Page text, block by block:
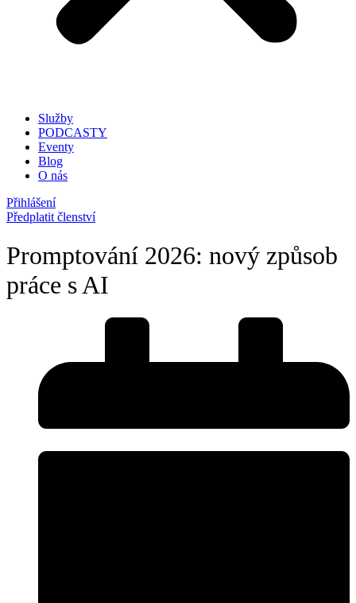
Služby
PODCASTY
Eventy
Blog
O nás
Přihlášení
Předplatit členství
Promptování 2026: nový způsob
práce s AI